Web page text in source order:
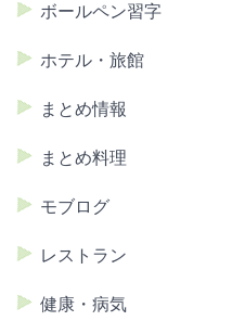
ボールペン習字
ホテル・旅館
まとめ情報
まとめ料理
モブログ
レストラン
健康・病気